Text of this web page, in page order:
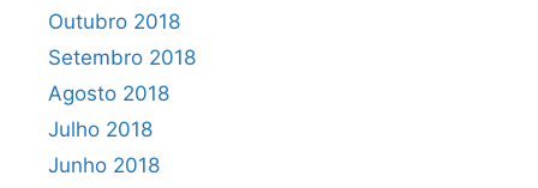
Outubro 2018
Setembro 2018
Agosto 2018
Julho 2018
Junho 2018